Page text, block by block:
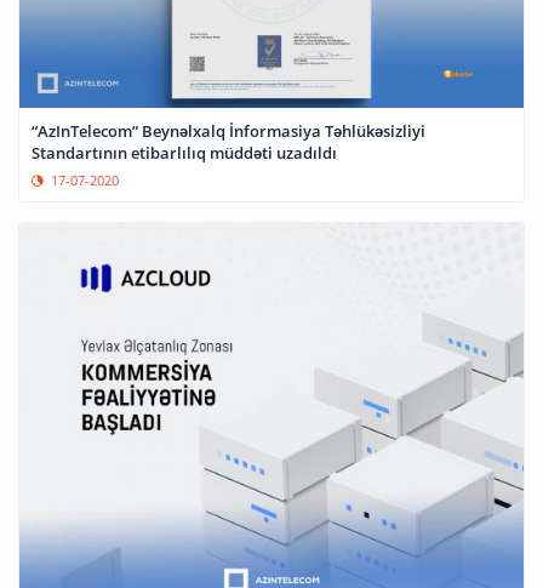
“AzInTelecom” Beynəlxalq İnformasiya Təhlükəsizliyi
Standartının etibarlılıq müddəti uzadıldı
17-07-2020